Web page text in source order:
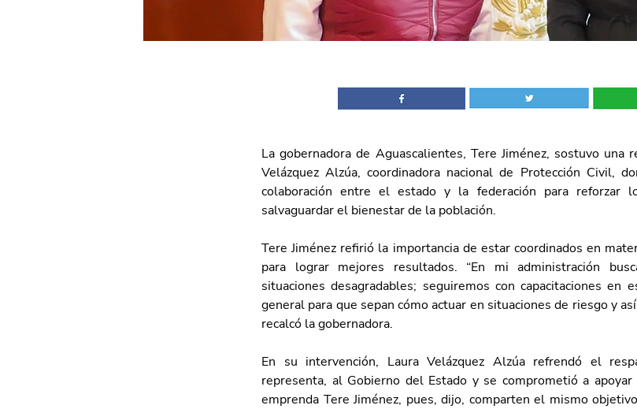
La gobernadora de Aguascalientes, Tere Jiménez, sostuvo una
Velázquez Alzúa, coordinadora nacional de Protección Civil,
colaboración entre el estado y la federación para reforzar
salvaguardar el bienestar de la población.
Tere Jiménez refirió la importancia de estar coordinados en
para lograr mejores resultados. “En mi administración
situaciones desagradables; seguiremos con capacitaciones en
general para que sepan cómo actuar en situaciones de riesgo y
recalcó la gobernadora.
En su intervención, Laura Velázquez Alzúa refrendó el
representa, al Gobierno del Estado y se comprometió a
emprenda Tere Jiménez, pues, dijo, comparten el mismo